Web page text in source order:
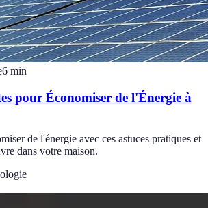
6 min
pour Économiser de l'Énergie à
de l'énergie avec ces astuces pratiques et
dans votre maison.